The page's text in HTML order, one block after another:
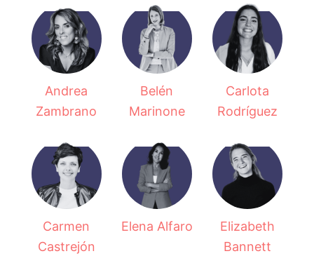
Andrea
Zambrano
Belén
Marinone
Carlota
Rodríguez
Carmen
Castrejón
Elena Alfaro
Elizabeth
Bannett